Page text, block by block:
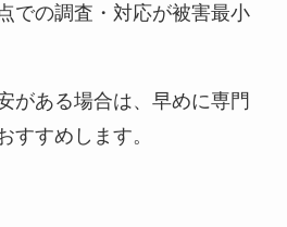
での調査・対応が被害最小
がある場合は、早めに専門
すすめします。